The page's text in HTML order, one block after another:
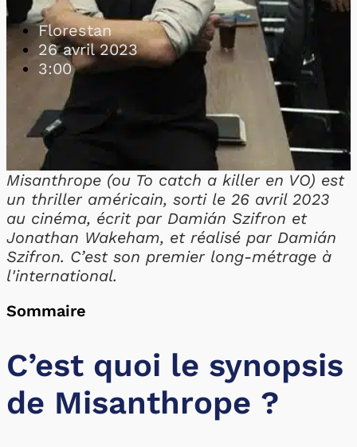
Florestan
26 avril 2023
3:00
Misanthrope (ou To catch a killer en VO) est
un thriller américain, sorti le 26 avril 2023
au cinéma, écrit par Damián Szifron et
Jonathan Wakeham, et réalisé par Damián
Szifron. C’est son premier long-métrage à
l'international.
Sommaire
C’est quoi le synopsis
de Misanthrope ?